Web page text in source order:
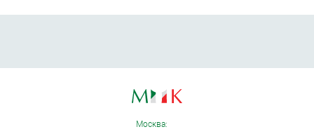
Москва: